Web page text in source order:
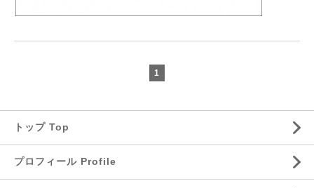
1
トップ Top
プロフィール Profile